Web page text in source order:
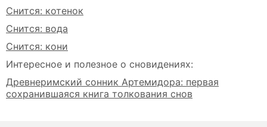
Снится: котенок
Снится: вода
Снится: кони
Интересное и полезное о сновидениях:
Древнеримский сонник Артемидора: первая
сохранившаяся книга толкования снов